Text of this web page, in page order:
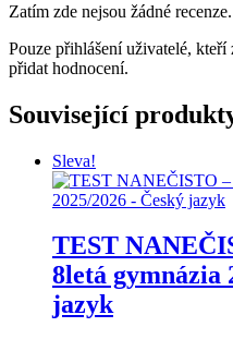
2025/2026
Matematika
množství
Zatím zde nejsou žádné recenze.
Pouze přihlášení uživatelé,
přidat hodnocení.
Související
Sleva!
TEST
8letá gymnázia
jazyk